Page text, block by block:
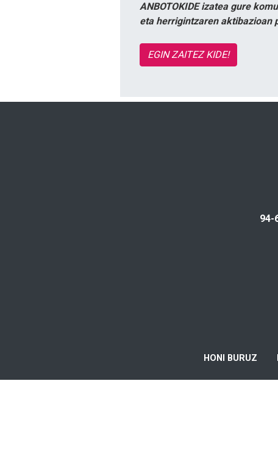
ANBOTOKIDE izatea gure
eta herrigintzaren aktibazioan
EGIN ZAITEZ KIDE!
94-
HONI BURUZ